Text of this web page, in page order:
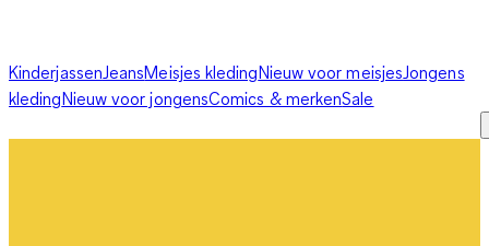
Kinderjassen JeansMeisjes kledingNieuw voor meisjes Jongens
kledingNieuw voor jongensComics & merkenSale